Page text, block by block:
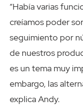
“Había varias
creíamos poder
seguimiento por
de nuestros
es un tema muy
embargo, las
explica Andy.